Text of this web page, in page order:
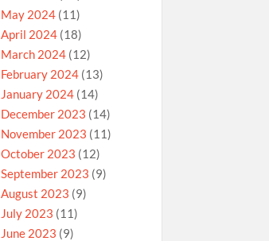
May 2024(11)
April 2024(18)
March 2024(12)
February 2024(13)
January 2024(14)
December 2023 (14)
November 2023 (11)
October 2023 (12)
September 2023 (9)
August 2023 (9)
July 2023 (11)
June 2023 (9)